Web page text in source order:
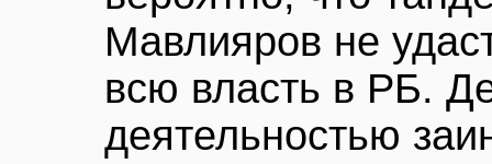
Мавлияров не
всю власть в РБ.
деятельностью